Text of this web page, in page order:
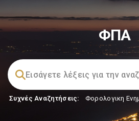
ΦΠΑ
Συχνές Αναζητήσεις: Φορολογικη